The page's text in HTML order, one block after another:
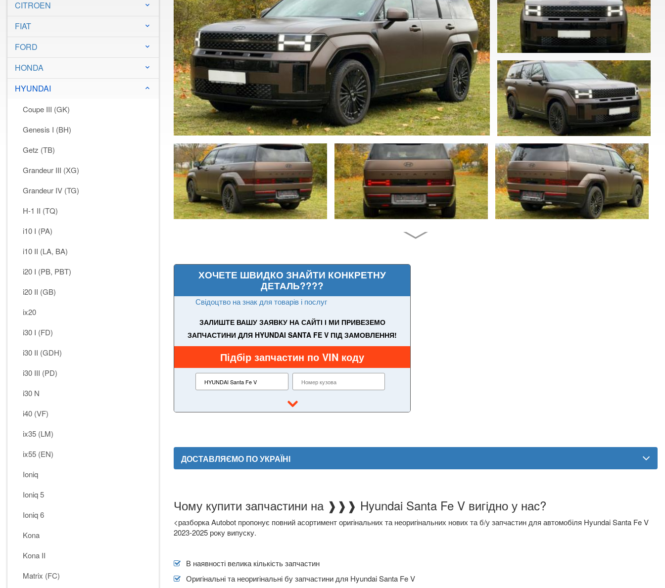
CITROEN keyboard_arrow_down
FIAT keyboard_arrow_down
FORD keyboard_arrow_down
HONDA keyboard_arrow_down
HYUNDAI keyboard_arrow_down
Coupe III (GK)
Genesis I (BH)
Getz (TB)
Grandeur III (XG)
Grandeur IV (TG)
H-1 II (TQ)
i10 I (PA)
i10 II (LA, BA)
i20 I (PB, PBT)
i20 II (GB)
ix20
i30 I (FD)
i30 II (GDH)
i30 III (PD)
i30 N
i40 (VF)
ix35 (LM)
ix55 (EN)
Ioniq
Ioniq 5
Ioniq 6
Kona
Kona II
Matrix (FC)
ХОЧЕТЕ ШВИДКО ЗНАЙТИ КОНКРЕТНУ
ДЕТАЛЬ????
Свідоцтво на знак для товарів і послуг
ЗАЛИШТЕ ВАШУ ЗАЯВКУ НА САЙТІ І МИ ПРИВЕЗЕМО
ЗАПЧАСТИНИ ДЛЯ HYUNDAI SANTA FE V ПІД ЗАМОВЛЕННЯ!
Підбір запчастин по VIN коду
attach_fileПрикріпити файл
ДОСТАВЛЯЄМО ПО УКРАЇНІ
Чому купити запчастини на ❱❱❱ Hyundai Santa Fe V вигідно у нас?
<разборка Autobot пропонує повний асортимент оригінальних та неоригінальних нових та б/у запчастин для автомобіля Hyundai Santa Fe V
2023-2025 року випуску.
В наявності велика кількість запчастин
Оригінальні та неоригінальні бу запчастини для Hyundai Santa Fe V